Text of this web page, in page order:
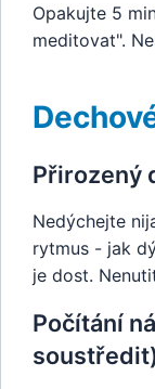
Opakujte 5
meditovat".
Přirozený
Nedýchejte
rytmus - jak
je dost.
Počítání